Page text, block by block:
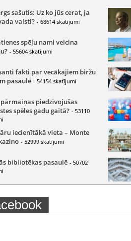
sašutis: Uz ko jūs cerat, ja
valsti? - 68614 skatījumi
spēļu nami veicina
- 55604 skatījumi
fakti par vecākajiem biržu
pasaulē - 54154 skatījumi
pārmaiņas piedzīvojušas
spēles gadu gaitā? - 53110
iecienītākā vieta – Monte
- 52999 skatījumi
bibliotēkas pasaulē - 50702